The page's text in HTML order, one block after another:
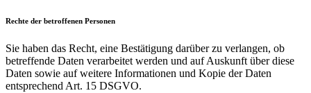
Rechte der betroffenen Personen
Sie haben das Recht, eine Bestätigung darüber zu verlangen, ob
betreffende Daten verarbeitet werden und auf Auskunft über diese
Daten sowie auf weitere Informationen und Kopie der Daten
entsprechend Art. 15 DSGVO.